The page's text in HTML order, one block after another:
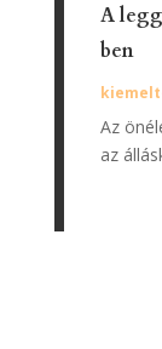
A
ben
Az
az